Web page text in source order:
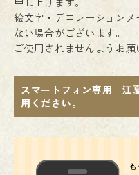
絵文字・デコレーション
ない場合がございます。
ご使用されませんようお願
スマートフォン専用 江
用ください。